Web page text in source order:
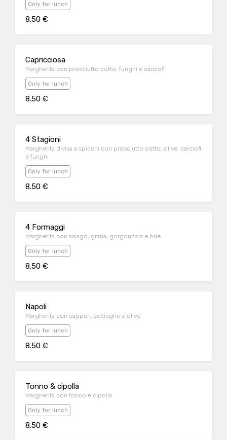
Only for lunch
8.50 €
Capricciosa
Margherita con prosciutto cotto, funghi e carciofi
Only for lunch
8.50 €
4 Stagioni
Margherita divisa a spicchi con prosciutto cotto, olive, carciofi
e funghi
Only for lunch
8.50 €
4 Formaggi
Margherita con asiago, grana, gorgonzola e brie
Only for lunch
8.50 €
Napoli
Margherita con capperi, acciughe e olive
Only for lunch
8.50 €
Tonno & cipolla
Margherita con tonno e cipolla
Only for lunch
8.50 €